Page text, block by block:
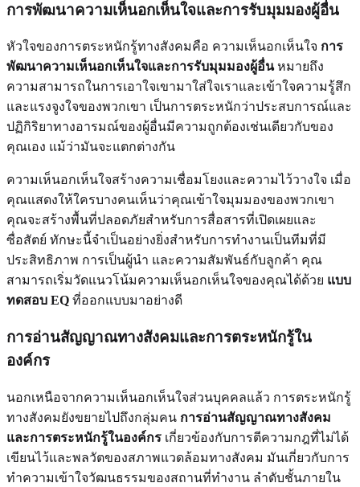
การพัฒนาความเห็นอกเห็นใจและการรับมุมมองผู้อื่น
หัวใจของการตระหนักรู้ทางสังคมคือ ความเห็นอกเห็นใจ การ
พัฒนาความเห็นอกเห็นใจและการรับมุมมองผู้อื่นหมายถึง
ความสามารถในการเอาใจเขามาใส่ใจเราและเข้าใจความรู้สึก
และแรงจูงใจของพวกเขา เป็นการตระหนักว่าประสบการณ์และ
ปฏิกิริยาทางอารมณ์ของผู้อื่นมีความถูกต้องเช่นเดียวกับของ
คุณเอง แม้ว่ามันจะแตกต่างกัน
ความเห็นอกเห็นใจสร้างความเชื่อมโยงและความไว้วางใจ เมื่อ
คุณแสดงให้ใครบางคนเห็นว่าคุณเข้าใจมุมมองของพวกเขา
คุณจะสร้างพื้นที่ปลอดภัยสำหรับการสื่อสารที่เปิดเผยและ
ซื่อสัตย์ ทักษะนี้จำเป็นอย่างยิ่งสำหรับการทำงานเป็นทีมที่มี
ประสิทธิภาพ การเป็นผู้นำ และความสัมพันธ์กับลูกค้า คุณ
สามารถเริ่มวัดแนวโน้มความเห็นอกเห็นใจของคุณได้ด้วย แบบ
ทดสอบ EQ ที่ออกแบบมาอย่างดี
การอ่านสัญญาณทางสังคมและการตระหนักรู้ใน
องค์กร
นอกเหนือจากความเห็นอกเห็นใจส่วนบุคคลแล้ว การตระหนักรู้
ทางสังคมยังขยายไปถึงกลุ่มคน การอ่านสัญญาณทางสังคม
และการตระหนักรู้ในองค์กร เกี่ยวข้องกับการตีความกฎที่ไม่ได้
เขียนไว้และพลวัตของสภาพแวดล้อมทางสังคม มันเกี่ยวกับการ
ทำความเข้าใจวัฒนธรรมของสถานที่ทำงาน ลำดับชั้นภายใน